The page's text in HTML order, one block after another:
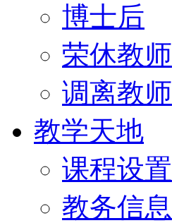
博士后
荣休教师
调离教师
教学天地
课程设置
教务信息